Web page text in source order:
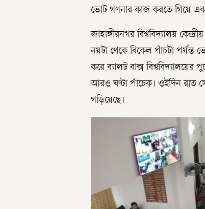
ভোট গণনার কাজ করতে গিয়ে
জাহাঙ্গীরনগর বিশ্ববিদ্যালয়
নয়টা থেকে বিকেল পাঁচটা পর্যন্ত
করে ব্যালট বাক্স
আরও ঘণ্টা পাঁচেক। ওইদিন রাত
গড়িয়েছে।